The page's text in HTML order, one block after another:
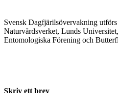
Svensk Dagfjärilsövervakning utförs
Naturvårdsverket, Lunds
Entomologiska Förening och
Skriv ett brev